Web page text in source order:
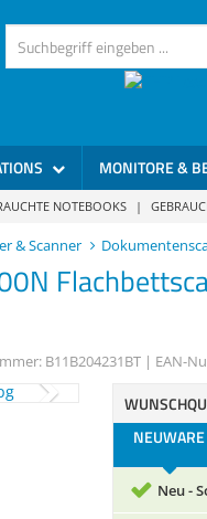
MONITORE &
NOTEBOOKS |
& Scanner
B11B204231BT | EAN-
NEUWARE
Neu -